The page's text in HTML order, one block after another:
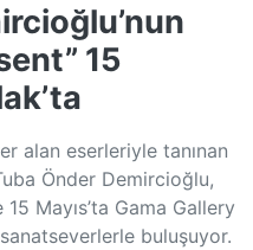
15
alan eserleriyle tanınan
Önder Demircioğlu,
Mayıs’ta Gama Gallery
buluşuyor.